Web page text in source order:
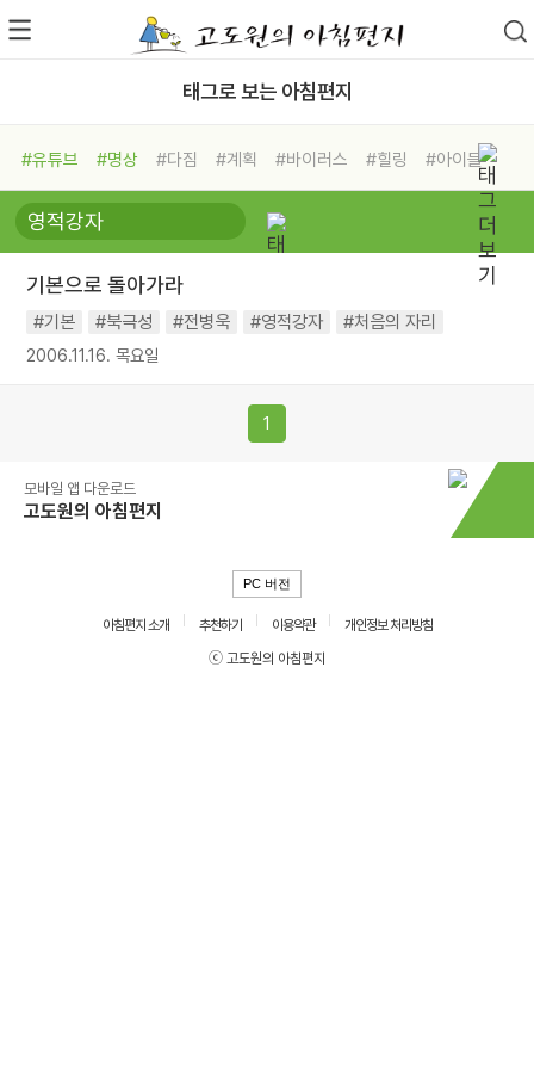
태그로 보는 아침편지
#유튜브 #명상 #다짐 #계획 #바이러스 #힐링
#아이들
#비전캠프
#독서캠프 #삶
#희망
#나눔 #친구 #링컨학교
#독서
#건강 #면역력
기본으로 돌아가라
#기본 #북극성 #전병욱 #영적강자 #처음의 자리
2006.11.16. 목요일
1
모바일 앱 다운로드
고도원의 아침편지
PC 버전
아침편지 소개 추천하기 이용약관
개인정보 처리방침
ⓒ 고도원의 아침편지